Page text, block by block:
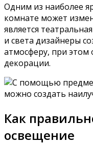
Одним из наиболее
комнате может
является
и света дизайнеры
атмосферу, при этом
декорации.
Как
освещение